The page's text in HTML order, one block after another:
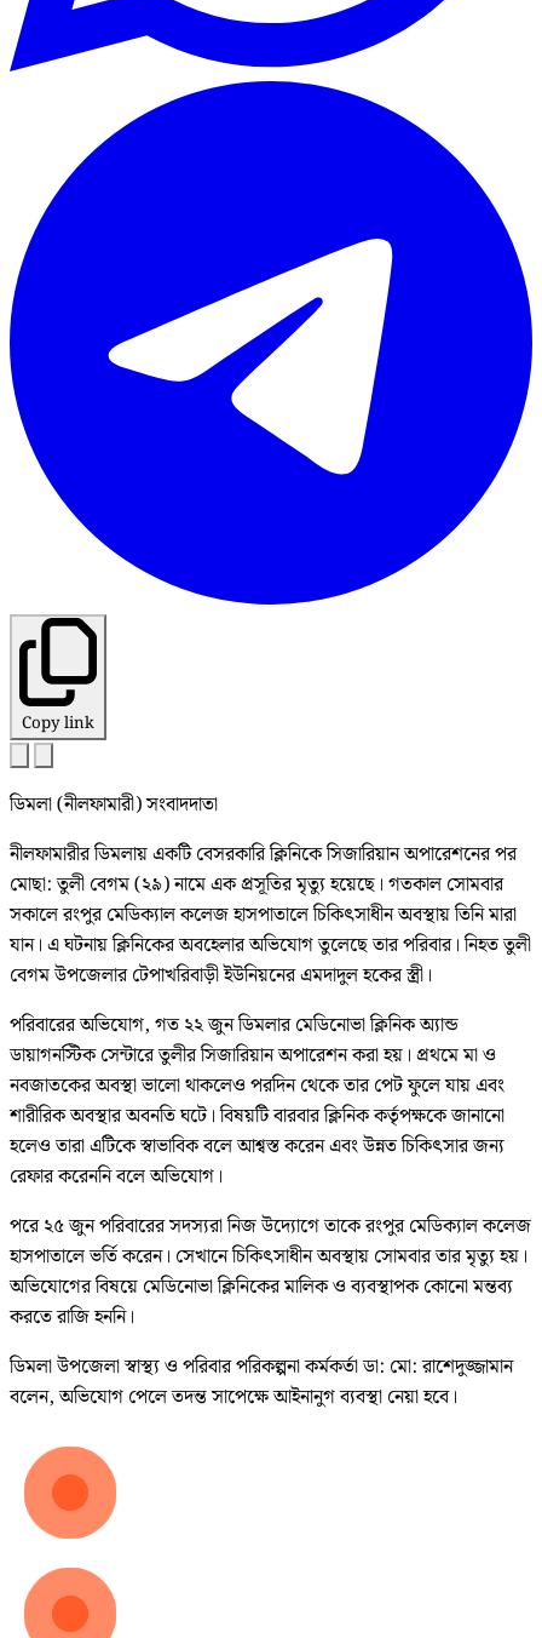
Copy link
ডিমলা (নীলফামারী) সংবাদদাতা
নীলফামারীর ডিমলায় একটি বেসরকারি ক্লিনিকে সিজারিয়ান অপারেশনের পর
মোছা: তুলী বেগম (২৯) নামে এক প্রসূতির মৃত্যু হয়েছে। গতকাল সোমবার
সকালে রংপুর মেডিক্যাল কলেজ হাসপাতালে চিকিৎসাধীন অবস্থায় তিনি মারা
যান। এ ঘটনায় ক্লিনিকের অবহেলার অভিযোগ তুলেছে তার পরিবার। নিহত তুলী
বেগম উপজেলার টেপাখরিবাড়ী ইউনিয়নের এমদাদুল হকের স্ত্রী।
পরিবারের অভিযোগ, গত ২২ জুন ডিমলার মেডিনোভা ক্লিনিক অ্যান্ড
ডায়াগনস্টিক সেন্টারে তুলীর সিজারিয়ান অপারেশন করা হয়। প্রথমে মা ও
নবজাতকের অবস্থা ভালো থাকলেও পরদিন থেকে তার পেট ফুলে যায় এবং
শারীরিক অবস্থার অবনতি ঘটে। বিষয়টি বারবার ক্লিনিক কর্তৃপক্ষকে জানানো
হলেও তারা এটিকে স্বাভাবিক বলে আশ্বস্ত করেন এবং উন্নত চিকিৎসার জন্য
রেফার করেননি বলে অভিযোগ।
পরে ২৫ জুন পরিবারের সদস্যরা নিজ উদ্যোগে তাকে রংপুর মেডিক্যাল কলেজ
হাসপাতালে ভর্তি করেন। সেখানে চিকিৎসাধীন অবস্থায় সোমবার তার মৃত্যু হয়।
অভিযোগের বিষয়ে মেডিনোভা ক্লিনিকের মালিক ও ব্যবস্থাপক কোনো মন্তব্য
করতে রাজি হননি।
ডিমলা উপজেলা স্বাস্থ্য ও পরিবার পরিকল্পনা কর্মকর্তা ডা: মো: রাশেদুজ্জামান
বলেন, অভিযোগ পেলে তদন্ত সাপেক্ষে আইনানুগ ব্যবস্থা নেয়া হবে।